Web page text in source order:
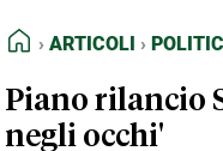
FEED RSS
NORMATIVE
TERMINI e
HOME
ARTICOLI
Piano rilancio
negli occhi'